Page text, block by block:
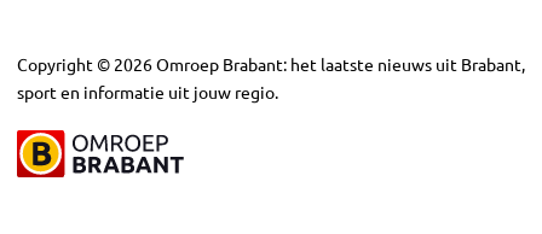
Copyright © 2026Omroep Brabant: het laatste nieuws uit Brabant,
sport en informatie uit jouw regio.